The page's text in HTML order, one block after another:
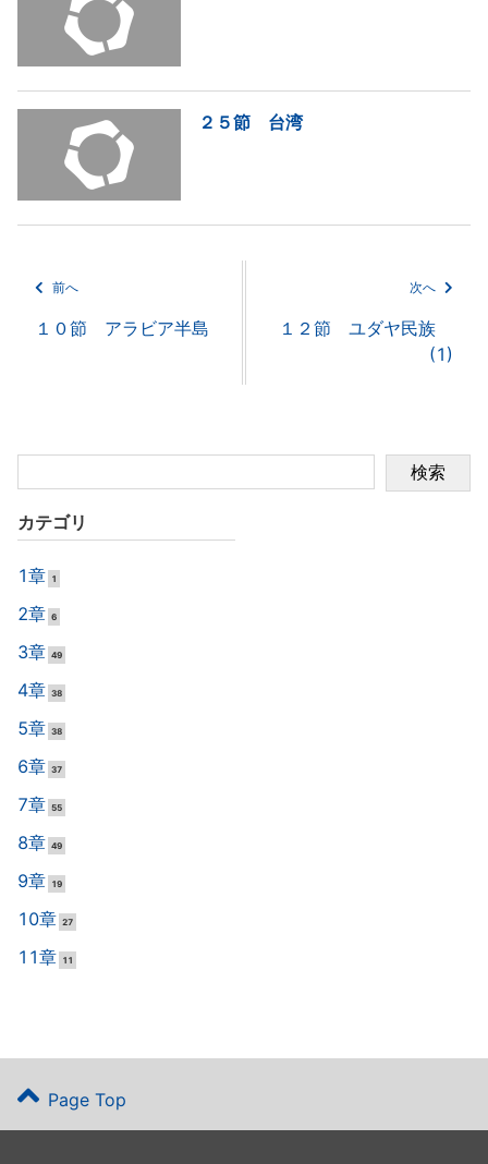
２５節 台湾
前へ
１０節 アラビア半島
次へ
１２節 ユダヤ民族
(1)
検索
カテゴリ
1章 1
2章 6
3章 49
4章 38
5章 38
6章 37
7章 55
8章 49
9章 19
10章 27
11章 11
Page Top